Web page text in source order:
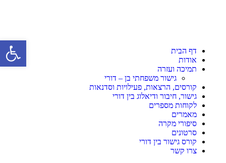
דף הבית
אודות
תמיכה ועזרה
גישור משפחתי בן – דורי
קורסים, הרצאות, פעילויות וסדנאות
גישור, חיבור ודיאלוג בין דורי
לקוחות מספרים
מאמרים
סיפורי מקרה
סרטונים
קורס גישור בין דורי
צרו קשר
פתח